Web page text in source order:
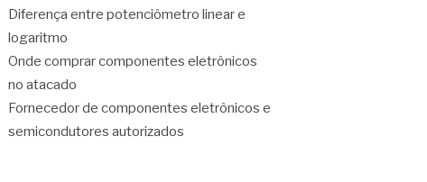
Diferença entre potenciômetro linear e
logaritmo
Onde comprar componentes eletrônicos
no atacado
Fornecedor de componentes eletrônicos e
semicondutores autorizados